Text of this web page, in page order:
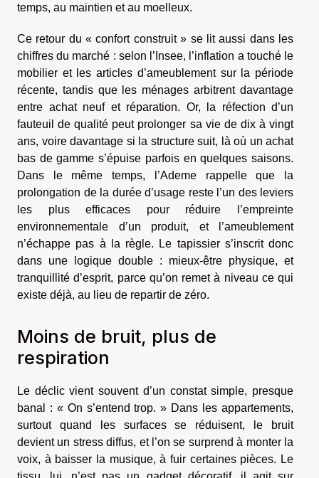
temps, au maintien et au moelleux.
Ce retour du « confort construit » se lit aussi dans les
chiffres du marché : selon l’Insee, l’inflation a touché le
mobilier et les articles d’ameublement sur la période
récente, tandis que les ménages arbitrent davantage
entre achat neuf et réparation. Or, la réfection d’un
fauteuil de qualité peut prolonger sa vie de dix à vingt
ans, voire davantage si la structure suit, là où un achat
bas de gamme s’épuise parfois en quelques saisons.
Dans le même temps, l’Ademe rappelle que la
prolongation de la durée d’usage reste l’un des leviers
les plus efficaces pour réduire l’empreinte
environnementale d’un produit, et l’ameublement
n’échappe pas à la règle. Le tapissier s’inscrit donc
dans une logique double : mieux-être physique, et
tranquillité d’esprit, parce qu’on remet à niveau ce qui
existe déjà, au lieu de repartir de zéro.
Moins de bruit, plus de
respiration
Le déclic vient souvent d’un constat simple, presque
banal : « On s’entend trop. » Dans les appartements,
surtout quand les surfaces se réduisent, le bruit
devient un stress diffus, et l’on se surprend à monter la
voix, à baisser la musique, à fuir certaines pièces. Le